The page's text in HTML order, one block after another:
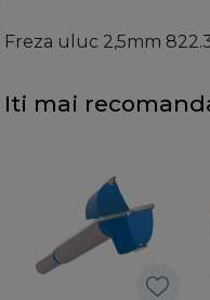
Freza uluc 2,5mm
Iti mai